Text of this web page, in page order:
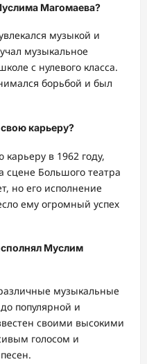
Магомаева?
музыкой и
музыкальное
с нулевого класса.
борьбой и был
карьеру?
в 1962 году,
сцене Большого театра
но его исполнение
ему огромный успех
Муслим
музыкальные
популярной и
своими высокими
голосом и